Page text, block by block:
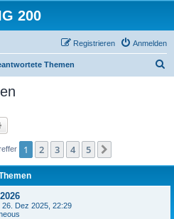
200
Anmelden
Registrieren
Themen
1 2 3 4 5
26. Dez 2025, 22:29